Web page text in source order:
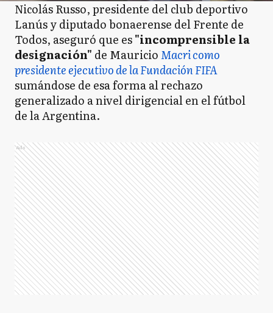
Nicolás Russo, presidente del club deportivo
Lanús y diputado bonaerense del Frente de
Todos, aseguró que es"incomprensible la
designación" de Mauricio Macri como
presidente ejecutivo de la Fundación FIFA
sumándose de esa forma al rechazo
generalizado a nivel dirigencial en el fútbol
de la Argentina.
Ads